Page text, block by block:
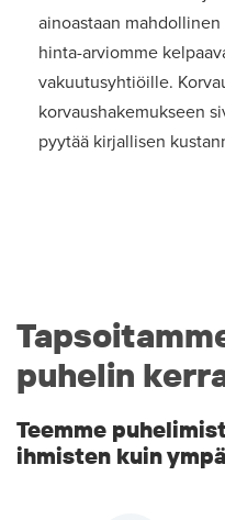
ainoastaan
hinta-arviomme
vakuutusyhtiöille.
korvaushakemukseen
pyytää kirjallisen
puhelin
Teemme
ihmisten kuin